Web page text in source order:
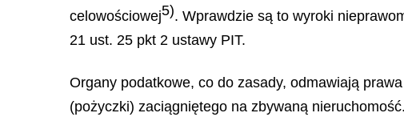
celowościowej5). Wprawdzie są to wyroki
21 ust. 25 pkt 2 ustawy PIT.
Organy podatkowe, co do zasady, odmawiają
(pożyczki) zaciągniętego na zbywaną